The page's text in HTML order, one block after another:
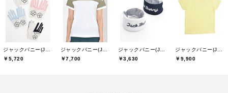
￥5,720
￥7,700
￥3,630
￥9,900